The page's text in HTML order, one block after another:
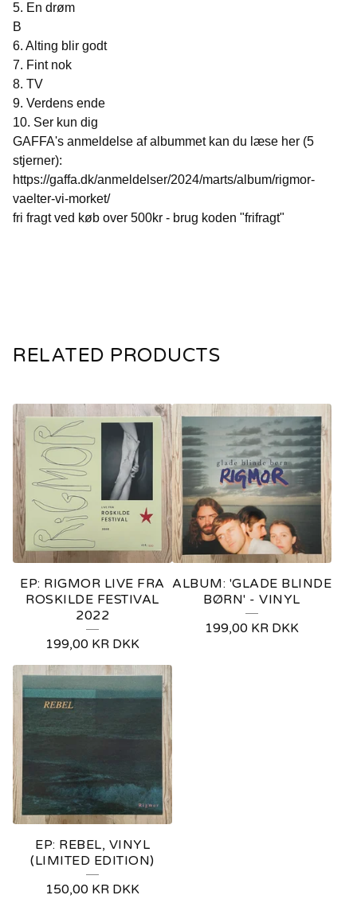
5. En drøm
B
6. Alting blir godt
7. Fint nok
8. TV
9. Verdens ende
10. Ser kun dig
GAFFA's anmeldelse af albummet kan du læse her (5
stjerner):
https://gaffa.dk/anmeldelser/2024/marts/album/rigmor-
vaelter-vi-morket/
fri fragt ved køb over 500kr - brug koden "frifragt"
RELATED PRODUCTS
EP: RIGMOR LIVE FRA
ROSKILDE FESTIVAL
2022
199,00 KR DKK
ALBUM: 'GLADE BLINDE
BØRN' - VINYL
199,00 KR DKK
EP: REBEL, VINYL
(LIMITED EDITION)
150,00 KR DKK